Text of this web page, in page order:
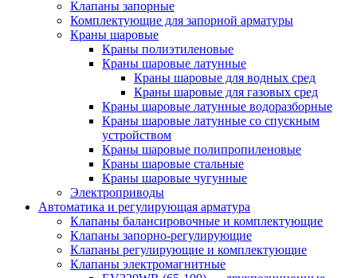
Клапаны запорные
Комплектующие для запорной арматуры
Краны шаровые
Краны полиэтиленовые
Краны шаровые латунные
Краны шаровые для водных сред
Краны шаровые для газовых сред
Краны шаровые латунные водоразборные
Краны шаровые латунные со спускным
устройством
Краны шаровые полипропиленовые
Краны шаровые стальные
Краны шаровые чугунные
Электроприводы
Автоматика и регулирующая арматура
Клапаны балансировочные и комплектующие
Клапаны запорно-регулирующие
Клапаны регулирующие и комплектующие
Клапаны электромагнитные